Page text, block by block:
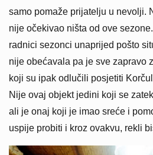
samo pomaže prijatelju u nevolji.
nije očekivao ništa od ove
radnici sezonci unaprijed pošto
nije obećavala pa je sve zapravo
koji su ipak odlučili posjetiti
Nije ovaj objekt jedini koji se
ali je onaj koji je imao sreće i
uspije probiti i kroz ovakvu, rekli